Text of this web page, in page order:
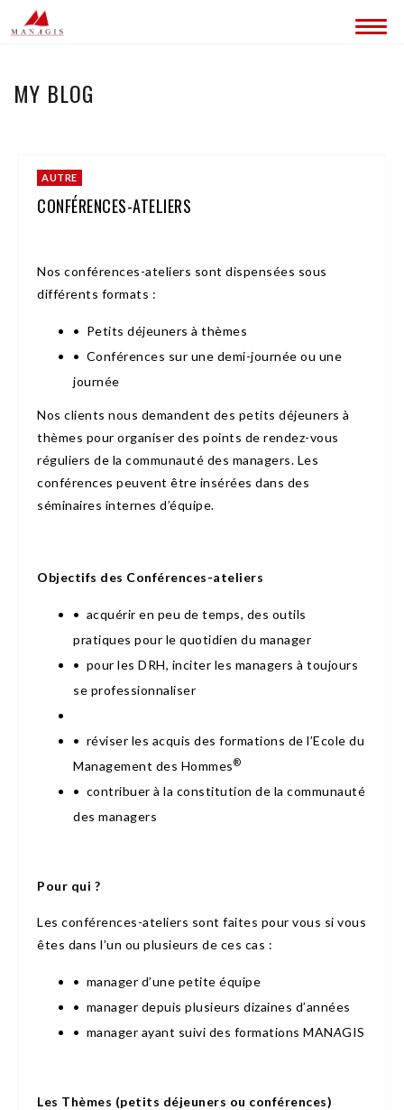
MY BLOG
AUTRE
CONFÉRENCES-ATELIERS
Nos conférences-ateliers sont dispensées sous
différents formats :
• Petits déjeuners à thèmes
• Conférences sur une demi-journée ou une
journée
Nos clients nous demandent des petits déjeuners à
thèmes pour organiser des points de rendez-vous
réguliers de la communauté des managers. Les
conférences peuvent être insérées dans des
séminaires internes d’équipe.
Objectifs des Conférences-ateliers
• acquérir en peu de temps, des outils
pratiques pour le quotidien du manager
• pour les DRH, inciter les managers à toujours
se professionnaliser
• réviser les acquis des formations de l’Ecole du
Management des Hommes®
• contribuer à la constitution de la communauté
des managers
Pour qui ?
Les conférences-ateliers sont faites pour vous si vous
êtes dans l’un ou plusieurs de ces cas :
• manager d’une petite équipe
• manager depuis plusieurs dizaines d’années
• manager ayant suivi des formations MANAGIS
Les Thèmes (petits déjeuners ou conférences)